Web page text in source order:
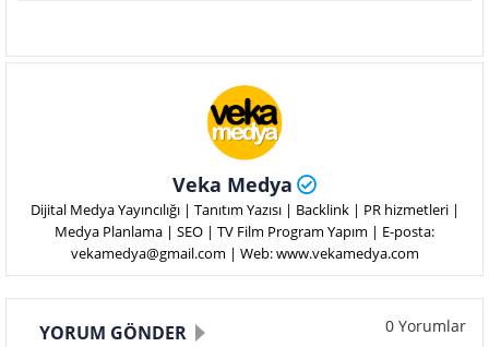
Veka Medya
Dijital Medya Yayıncılığı | Tanıtım Yazısı | Backlink | PR hizmetleri |
Medya Planlama | SEO | TV Film Program Yapım | E-posta:
vekamedya@gmail.com | Web: www.vekamedya.com
YORUM GÖNDER 0 Yorumlar